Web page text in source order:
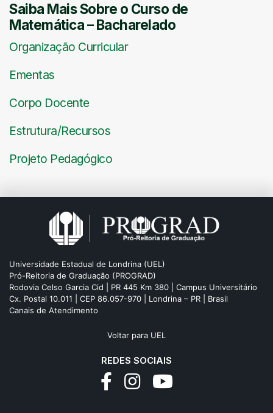
Saiba Mais Sobre o Curso de
Matemática – Bacharelado
Organização Curricular
Ementas
Corpo Docente
Estrutura/Recursos
Projeto Pedagógico
Universidade Estadual de Londrina (UEL)
Pró-Reitoria de Graduação (PROGRAD)
Rodovia Celso Garcia Cid | PR 445 Km 380 | Campus Universitário
Cx. Postal 10.011 | CEP 86.057-970 | Londrina – PR | Brasil
Canais de Atendimento
Voltar para UEL
REDES SOCIAIS